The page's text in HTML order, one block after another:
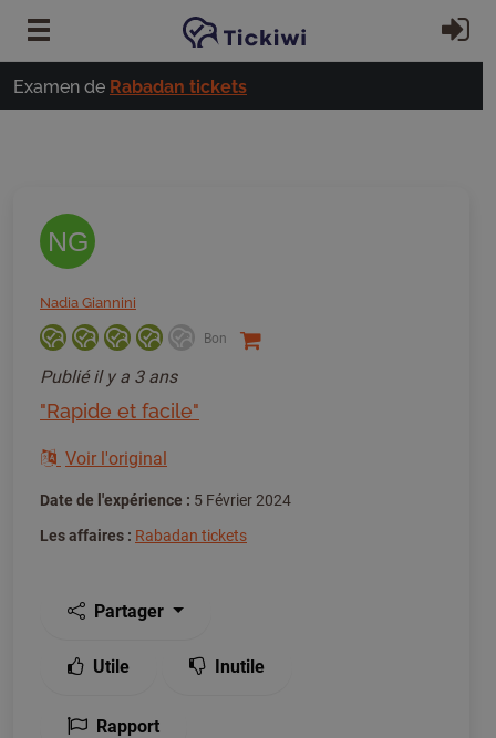
Passer au contenu principal
Examen de Rabadan tickets
NG
Nadia Giannini
Bon
Publiéil y a 3 ans
"Rapide et facile"
Voir l'original
Date de l'expérience : 5 Février 2024
Les affaires : Rabadan tickets
Partager
Utile Inutile
Rapport